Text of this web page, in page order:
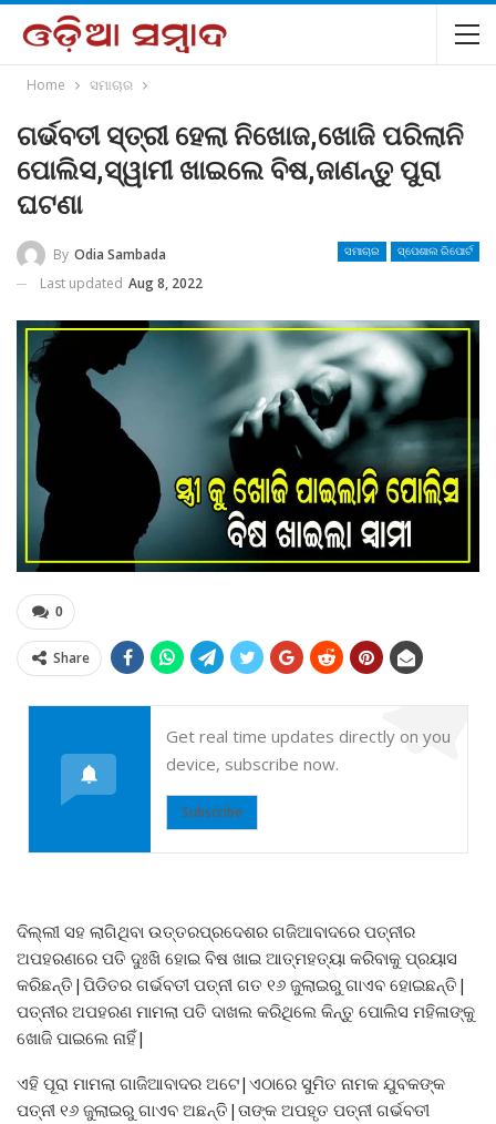
Home ସମାଚାର
ଗର୍ଭବତୀ ସ୍ତ୍ରୀ ହେଲା ନିଖୋଜ,ଖୋଜି ପରିଲାନି
ପୋଲିସ,ସ୍ୱାମୀ ଖାଇଲେ ବିଷ,ଜାଣନ୍ତୁ ପୁରା
ଘଟଣା
ସମାଚାର ସ୍ପେଶାଲ ରିପୋର୍ଟ
By Odia Sambada
Last updated Aug 8, 2022
0
Share
Get real time updates directly on you
device, subscribe now.
Subscribe
ଦିଲ୍ଲୀ ସହ ଲାଗିଥିବା ଉତ୍ତରପ୍ରଦେଶର ଗଜିଆବାଦରେ ପତ୍ନୀର
ଅପହରଣରେ ପତି ଦୁଃଖି ହୋଇ ବିଷ ଖାଇ ଆତ୍ମହତ୍ୟା କରିବାକୁ ପ୍ରୟାସ
କରିଛନ୍ତି|ପିଡିତର ଗର୍ଭବତୀ ପତ୍ନୀ ଗତ ୧୬ ଜୁଲାଇରୁ ଗାଏବ ହୋଇଛନ୍ତି|
ପତ୍ନୀର ଅପହରଣ ମାମଲା ପତି ଦାଖଲ କରିଥିଲେ କିନ୍ତୁ ପୋଲିସ ମହିଳାଙ୍କୁ
ଖୋଜି ପାଇଲେ ନାହିଁ|
ଏହି ପୂରା ମାମଲା ଗାଜିଆବାଦର ଅଟେ|ଏଠାରେ ସୁମିତ ନାମକ ଯୁବକଙ୍କ
ପତ୍ନୀ ୧୬ ଜୁଲାଇରୁ ଗାଏବ ଅଛନ୍ତି|ତାଙ୍କ ଅପହୃତ ପତ୍ନୀ ଗର୍ଭବତୀ